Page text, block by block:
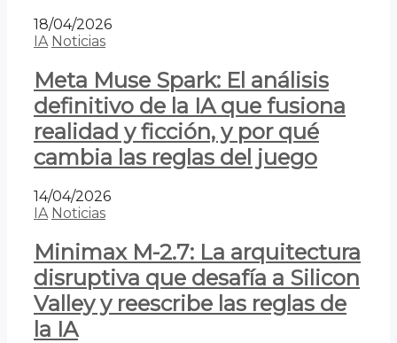
18/04/2026
IA Noticias
Meta Muse Spark: El análisis
definitivo de la IA que fusiona
realidad y ficción, y por qué
cambia las reglas del juego
14/04/2026
IA Noticias
Minimax M-2.7: La arquitectura
disruptiva que desafía a Silicon
Valley y reescribe las reglas de
la IA